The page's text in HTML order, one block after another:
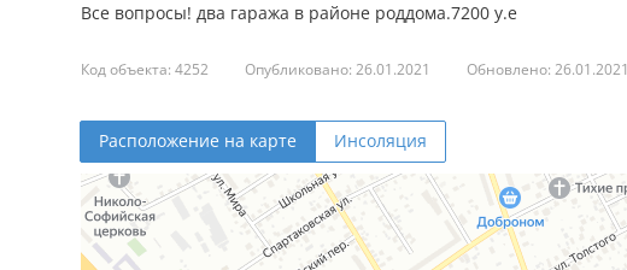
Все вопросы! два гаража в районе роддома.7200 у.е
Код объекта: 4252 Опубликовано: 26.01.2021 Обновлено: 26.01.2021
Расположение на карте Инсоляция